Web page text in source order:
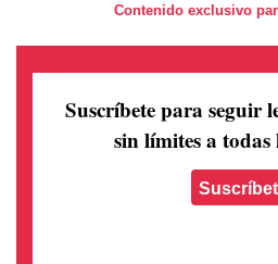
Contenido exclusivo
Suscríbete para seguir
sin límites a todas